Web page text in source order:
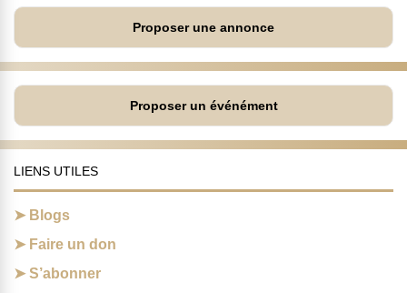
Proposer une annonce
Proposer un événément
LIENS UTILES
Blogs
Faire un don
S’abonner